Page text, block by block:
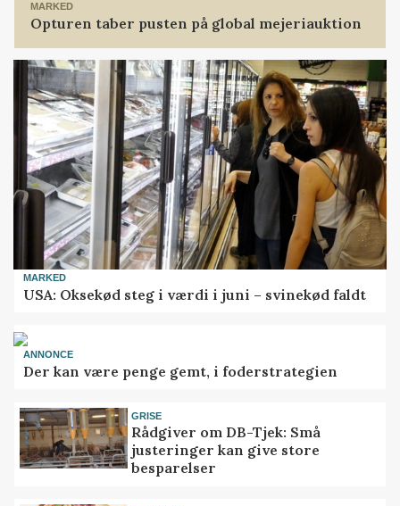
MARKED
Opturen taber pusten på global mejeriauktion
MARKED
USA: Oksekød steg i værdi i juni – svinekød faldt
ANNONCE
Der kan være penge gemt, i foderstrategien
GRISE
Rådgiver om DB-Tjek: Små
justeringer kan give store
besparelser